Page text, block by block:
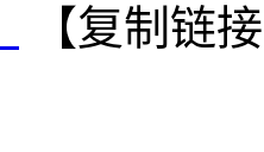
【复制链